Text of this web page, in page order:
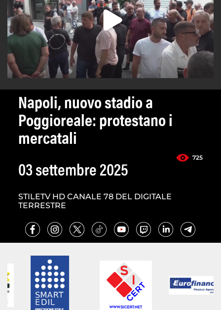
Napoli, nuovo stadio a
Poggioreale: protestano i
mercatali
725
03 settembre 2025
STILETV HD CANALE 78 DEL DIGITALE
TERRESTRE